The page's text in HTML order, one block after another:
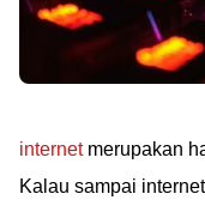
internetmerupakan
Kalau sampai